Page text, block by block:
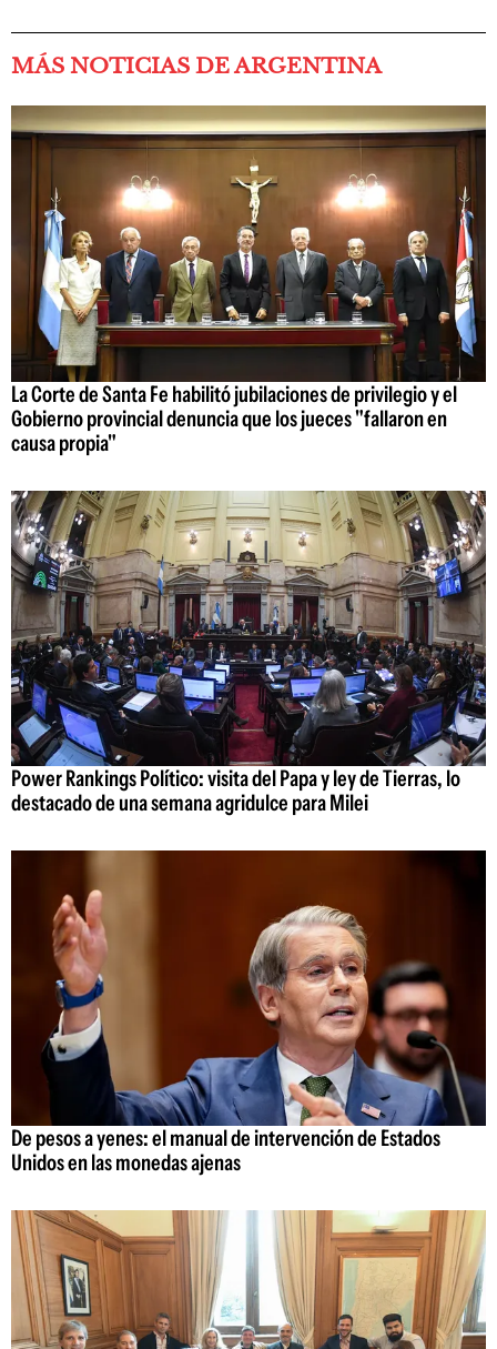
MÁS NOTICIAS DE ARGENTINA
La Corte de Santa Fe habilitó jubilaciones de privilegio y el
Gobierno provincial denuncia que los jueces "fallaron en
causa propia"
Power Rankings Político: visita del Papa y ley de Tierras, lo
destacado de una semana agridulce para Milei
De pesos a yenes: el manual de intervención de Estados
Unidos en las monedas ajenas